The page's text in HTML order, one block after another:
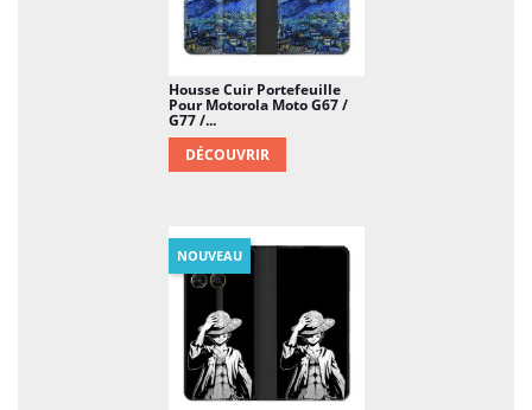
Housse Cuir Portefeuille
Pour Motorola Moto G67 /
G77 /...
DÉCOUVRIR
NOUVEAU